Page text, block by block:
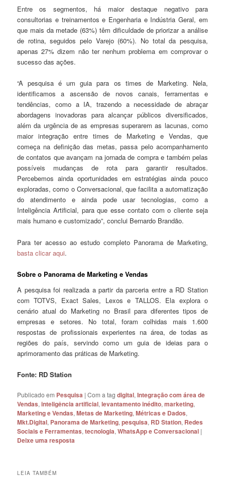
Entre os segmentos, há maior destaque negativo para
consultorias e treinamentos e Engenharia e Indústria Geral, em
que mais da metade (63%) têm dificuldade de priorizar a análise
de rotina, seguidos pelo Varejo (60%). No total da pesquisa,
apenas 27% dizem não ter nenhum problema em comprovar o
sucesso das ações.
“A pesquisa é um guia para os times de Marketing. Nela,
identificamos a ascensão de novos canais, ferramentas e
tendências, como a IA, trazendo a necessidade de abraçar
abordagens inovadoras para alcançar públicos diversificados,
além da urgência de as empresas superarem as lacunas, como
maior integração entre times de Marketing e Vendas, que
começa na definição das metas, passa pelo acompanhamento
de contatos que avançam na jornada de compra e também pelas
possíveis mudanças de rota para garantir resultados.
Percebemos ainda oportunidades em estratégias ainda pouco
exploradas, como o Conversacional, que facilita a automatização
do atendimento e ainda pode usar tecnologias, como a
Inteligência Artificial, para que esse contato com o cliente seja
mais humano e customizado”, conclui Bernardo Brandão.
Para ter acesso ao estudo completo Panorama de Marketing,
basta clicar aqui.
Sobre o Panorama de Marketing e Vendas
A pesquisa foi realizada a partir da parceria entre a RD Station
com TOTVS, Exact Sales, Lexos e TALLOS. Ela explora o
cenário atual do Marketing no Brasil para diferentes tipos de
empresas e setores. No total, foram colhidas mais 1.600
respostas de profissionais experientes na área, de todas as
regiões do país, servindo como um guia de ideias para o
aprimoramento das práticas de Marketing.
Fonte: RD Station
Publicado em Pesquisa |Com a tagdigital,Integração com área de
Vendas,inteligência artificial,levantamento inédito,marketing,
Marketing e Vendas,Metas de Marketing,Métricas e Dados,
Mkt.Digital, Panorama de Marketing,pesquisa, RD Station, Redes
Sociais e Ferramentas,tecnologia,WhatsApp e Conversacional |
Deixe uma resposta
LEIA TAMBÉM